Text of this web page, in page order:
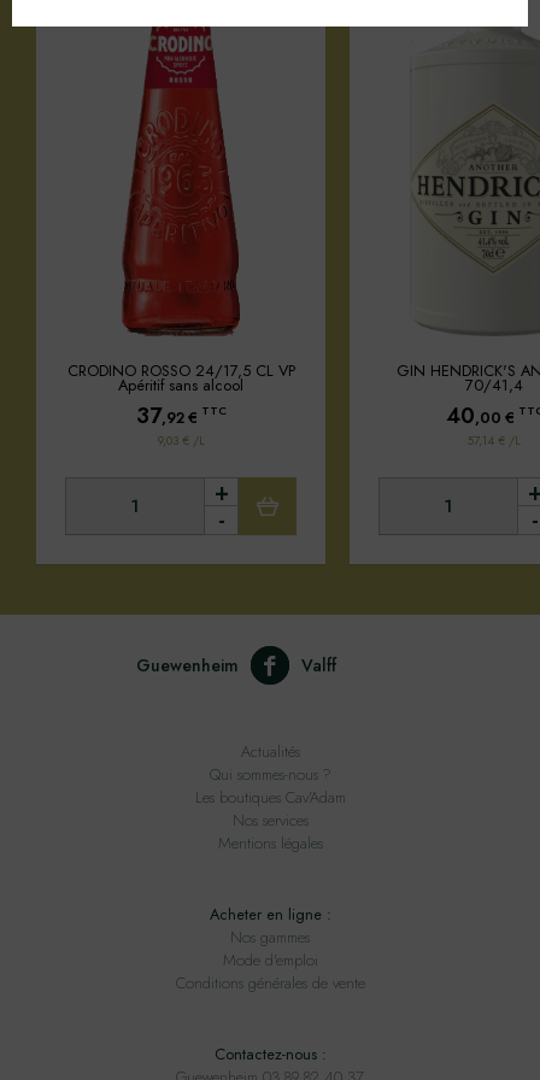
CRODINO ROSSO 24/17,5 CL VP
Apéritif sans alcool
37,92€ TTC
9,03 € /L
-
+
GIN HENDRICK'S
70/41,4
40,00 €
57,14 € /L
-
Guewenheim Valff
Actualités
Qui sommes-nous ?
Les boutiques Cav'Adam
Nos services
Mentions légales
Acheter en ligne :
Nos gammes
Mode d'emploi
Conditions générales de vente
Contactez-nous :